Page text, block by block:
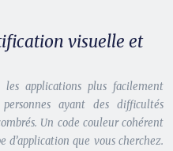
visuelle et
les applications plus facilement
ayant des difficultés
Un code couleur cohérent
que vous cherchez.